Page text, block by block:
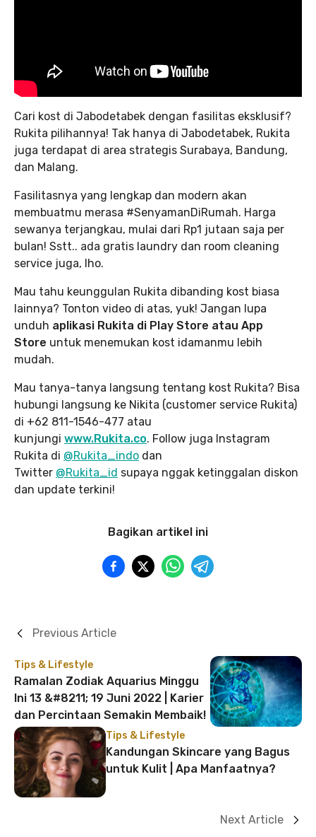
Cari kost di Jabodetabek dengan fasilitas eksklusif?
Rukita pilihannya! Tak hanya di Jabodetabek, Rukita
juga terdapat di area strategis Surabaya, Bandung,
dan Malang.
Fasilitasnya yang lengkap dan modern akan
membuatmu merasa #SenyamanDiRumah. Harga
sewanya terjangkau, mulai dari Rp1 jutaan saja per
bulan! Sstt.. ada gratis laundry dan room cleaning
service juga, lho.
Mau tahu keunggulan Rukita dibanding kost biasa
lainnya? Tonton video di atas, yuk! Jangan lupa
unduh aplikasi Rukita di Play Store atau App
Store untuk menemukan kost idamanmu lebih
mudah.
Mau tanya-tanya langsung tentang kost Rukita? Bisa
hubungi langsung ke Nikita (customer service Rukita)
di +62 811-1546-477 atau
kunjungi www.Rukita.co. Follow juga Instagram
Rukita di @Rukita_indo dan
Twitter @Rukita_id supaya nggak ketinggalan diskon
dan update terkini!
Bagikan artikel ini
Tips & Lifestyle
Ramalan Zodiak Aquarius Minggu
Ini 13 &#8211; 19 Juni 2022 | Karier
dan Percintaan Semakin Membaik!
Previous Article
Tips & Lifestyle
Kandungan Skincare yang Bagus
untuk Kulit | Apa Manfaatnya?
Next Article